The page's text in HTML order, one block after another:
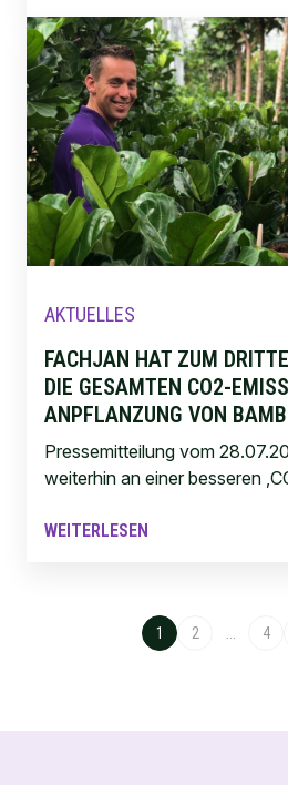
AKTUELLES
FACHJAN HAT ZUM
DIE GESAMTEN CO2-
ANPFLANZUNG VON
Pressemitteilung vom
weiterhin an einer besseren
WEITERLESEN
1 2 4